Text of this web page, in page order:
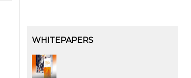
WHITEPAPERS